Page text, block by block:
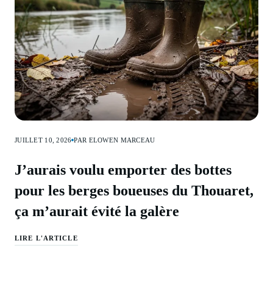
JUILLET 10, 2026 PAR ELOWEN MARCEAU
J’aurais voulu emporter des bottes
pour les berges boueuses du Thouaret,
ça m’aurait évité la galère
LIRE L'ARTICLE